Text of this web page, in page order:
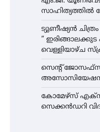
സാഹിത്യത്തിൽ
ട്യുണീഷ്യൻ
”
വെള്ളിയാഴ്ച
സെന്റ്
അസോസിയേഷന്
കോമേഴ്സ്
സെക്കൻഡറി